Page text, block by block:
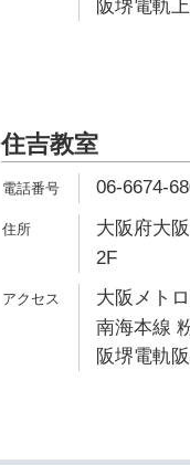
阪堺電軌
住吉教室
06-6674-
大阪府大
2F
大阪メト
南海本線
阪堺電軌